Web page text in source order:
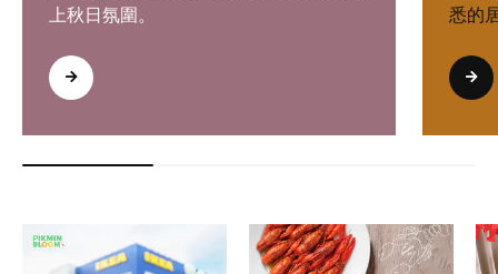
上秋日氛圍。
悉的